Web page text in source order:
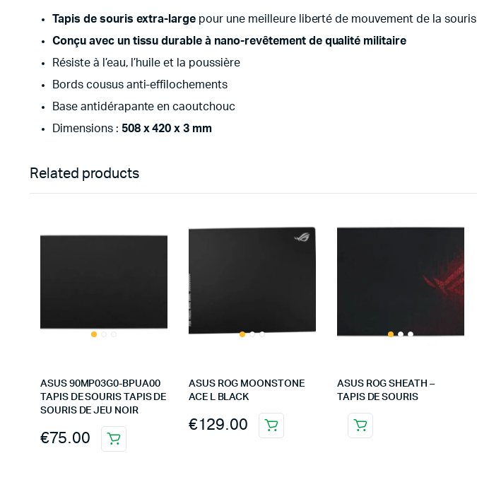
Tapis de souris extra-large pour une meilleure liberté de mouvement de la souris
Conçu avec un tissu durable à nano-revêtement de qualité militaire
Résiste à l’eau, l’huile et la poussière
Bords cousus anti-effilochements
Base antidérapante en caoutchouc
Dimensions : 508 x 420 x 3 mm
Related products
ASUS 90MP03G0-BPUA00
TAPIS DE SOURIS TAPIS DE
SOURIS DE JEU NOIR
€75.00
ASUS ROG MOONSTONE
ACE L BLACK
€129.00
ASUS ROG SHEATH –
TAPIS DE SOURIS